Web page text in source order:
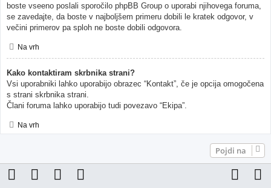
boste vseeno poslali sporočilo phpBB Group o uporabi njihovega foruma,
se zavedajte, da boste v najboljšem primeru dobili le kratek odgovor, v
večini primerov pa sploh ne boste dobili odgovora.
Na vrh
Kako kontaktiram skrbnika strani?
Vsi uporabniki lahko uporabijo obrazec “Kontakt”, če je opcija omogočena
s strani skrbnika strani.
Člani foruma lahko uporabijo tudi povezavo “Ekipa”.
Na vrh
Pojdi na